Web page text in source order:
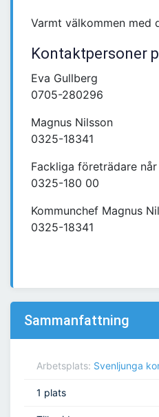
Varmt välkommen med
Kontaktpersoner
Eva Gullberg
0705-280296
Magnus Nilsson
0325-18341
Fackliga företrädare
0325-180 00
Kommunchef Magnus
0325-18341
Sammanfattning
Arbetsplats: Svenljunga
1 plats